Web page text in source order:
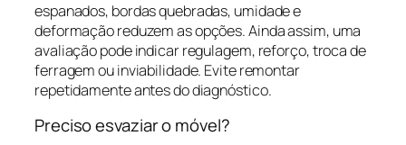
espanados, bordas quebradas, umidade e
deformação reduzem as opções. Ainda assim, uma
avaliação pode indicar regulagem, reforço, troca de
ferragem ou inviabilidade. Evite remontar
repetidamente antes do diagnóstico.
Preciso esvaziar o móvel?